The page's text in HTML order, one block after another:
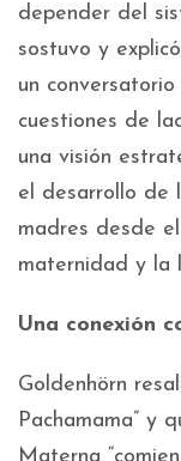
depender del
sostuvo y
un
cuestiones de
una visión
el desarrollo de
madres desde
maternidad y la
Una conexión
Goldenhörn
Pachamama” y